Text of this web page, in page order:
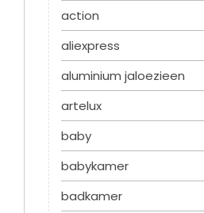
action
aliexpress
aluminium jaloezieen
artelux
baby
babykamer
badkamer